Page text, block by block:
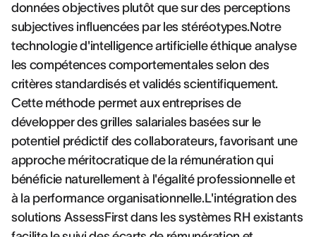
données objectives plutôt que sur des perceptions
subjectives influencées par les stéréotypes.Notre
technologie d'intelligence artificielle éthique analyse
les compétences comportementales selon des
critères standardisés et validés scientifiquement.
Cette méthode permet aux entreprises de
développer des grilles salariales basées sur le
potentiel prédictif des collaborateurs, favorisant une
approche méritocratique de la rémunération qui
bénéficie naturellement à l'égalité professionnelle et
à la performance organisationnelle.L'intégration des
solutions AssessFirst dans les systèmes RH existants